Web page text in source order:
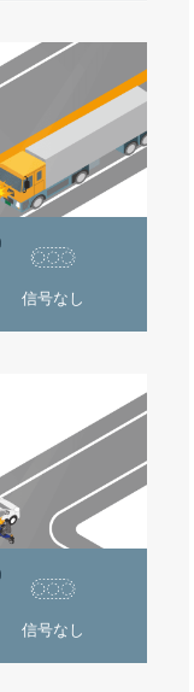
信号なし
信号なし